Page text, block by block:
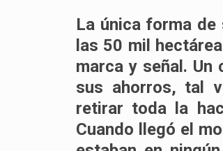
La única forma de
las 50 mil
marca y señal. Un
sus ahorros, tal
retirar toda la
Cuando llegó el